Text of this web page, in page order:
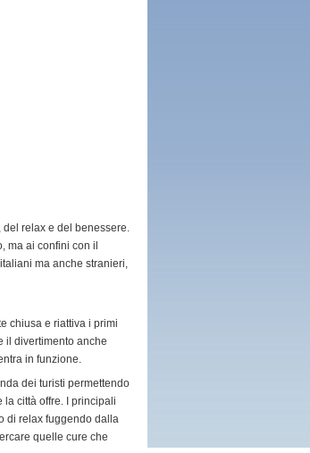
del relax e del benessere.
ma ai confini con il
ma anche stranieri,
chiusa e riattiva i primi
il divertimento anche
in funzione.
dei turisti permettendo
città offre. I principali
di relax fuggendo dalla
quelle cure che